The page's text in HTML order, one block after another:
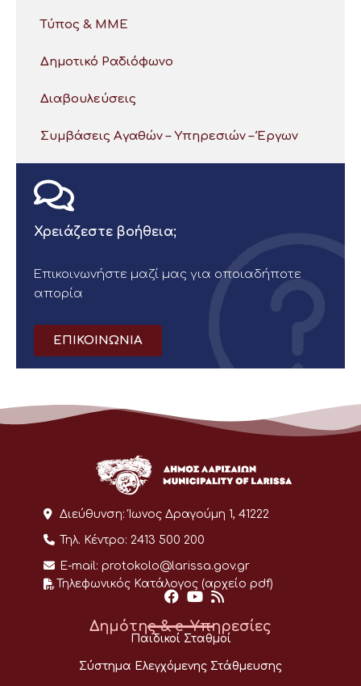
Τύπος & ΜΜΕ
Δημοτικό Ραδιόφωνο
Διαβουλεύσεις
Συμβάσεις Αγαθών – Υπηρεσιών – Έργων
Χρειάζεστε βοήθεια;
Επικοινωνήστε μαζί μας για οποιαδήποτε
απορία
ΕΠΙΚΟΙΝΩΝΙΑ
Διεύθυνση: Ίωνος Δραγούμη 1, 41222
Τηλ. Κέντρο: 2413 500 200
E-mail: protokolo@larissa.gov.gr
Τηλεφωνικός Κατάλογος (αρχείο pdf)
Δημότης & e-Υπηρεσίες
Παιδικοί Σταθμοί
Σύστημα Ελεγχόμενης Στάθμευσης